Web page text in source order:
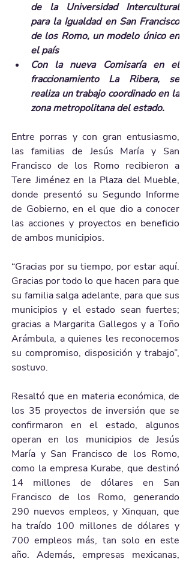
de la Universidad Intercultural
para la Igualdad en San Francisco
de los Romo, un modelo único en
el país
Con la nueva Comisaría en el
fraccionamiento La Ribera, se
realiza un trabajo coordinado en la
zona metropolitana del estado.
Entre porras y con gran entusiasmo,
las familias de Jesús María y San
Francisco de los Romo recibieron a
Tere Jiménez en la Plaza del Mueble,
donde presentó su Segundo Informe
de Gobierno, en el que dio a conocer
las acciones y proyectos en beneficio
de ambos municipios.
“Gracias por su tiempo, por estar aquí.
Gracias por todo lo que hacen para que
su familia salga adelante, para que sus
municipios y el estado sean fuertes;
gracias a Margarita Gallegos y a Toño
Arámbula, a quienes les reconocemos
su compromiso, disposición y trabajo”,
sostuvo.
Resaltó que en materia económica, de
los 35 proyectos de inversión que se
confirmaron en el estado, algunos
operan en los municipios de Jesús
María y San Francisco de los Romo,
como la empresa Kurabe, que destinó
14 millones de dólares en San
Francisco de los Romo, generando
290 nuevos empleos, y Xinquan, que
ha traído 100 millones de dólares y
700 empleos más, tan solo en este
año. Además, empresas mexicanas,